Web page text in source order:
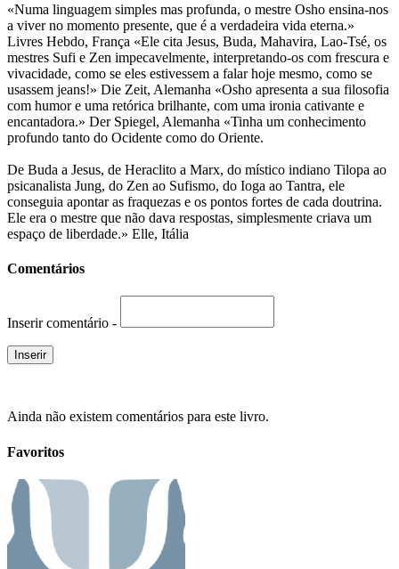
«Numa linguagem simples mas profunda, o mestre Osho ensina-nos
a viver no momento presente, que é a verdadeira vida eterna.»
Livres Hebdo, França «Ele cita Jesus, Buda, Mahavira, Lao-Tsé, os
mestres Sufi e Zen impecavelmente, interpretando-os com frescura e
vivacidade, como se eles estivessem a falar hoje mesmo, como se
usassem jeans!» Die Zeit, Alemanha «Osho apresenta a sua filosofia
com humor e uma retórica brilhante, com uma ironia cativante e
encantadora.» Der Spiegel, Alemanha «Tinha um conhecimento
profundo tanto do Ocidente como do Oriente.
De Buda a Jesus, de Heraclito a Marx, do místico indiano Tilopa ao
psicanalista Jung, do Zen ao Sufismo, do Ioga ao Tantra, ele
conseguia apontar as fraquezas e os pontos fortes de cada doutrina.
Ele era o mestre que não dava respostas, simplesmente criava um
espaço de liberdade.» Elle, Itália
Comentários
Inserir comentário -
Ainda não existem comentários para este livro.
Favoritos